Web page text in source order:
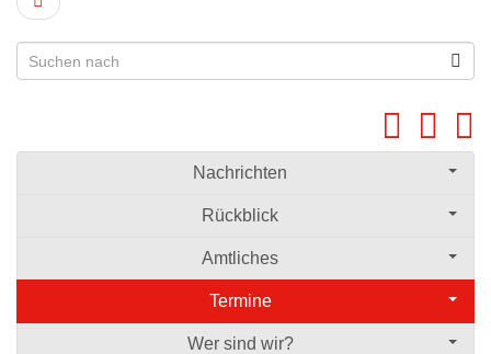
Nachrichten
Rückblick
Amtliches
Termine
Wer sind wir?